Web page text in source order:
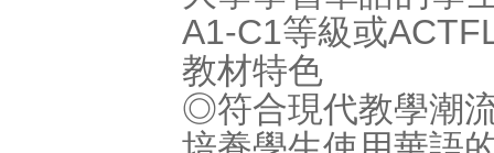
A1-C1等級或
教材特色
◎符合現代教學潮